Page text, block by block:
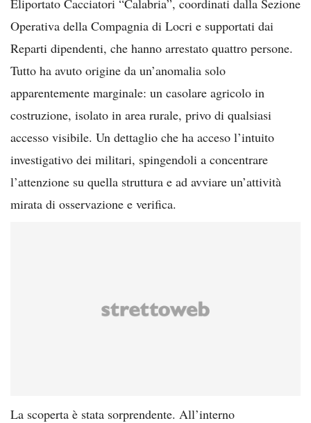
Eliportato Cacciatori “Calabria”, coordinati dalla Sezione
Operativa della Compagnia di Locri e supportati dai
Reparti dipendenti, che hanno arrestato quattro persone.
Tutto ha avuto origine da un’anomalia solo
apparentemente marginale: un casolare agricolo in
costruzione, isolato in area rurale, privo di qualsiasi
accesso visibile. Un dettaglio che ha acceso l’intuito
investigativo dei militari, spingendoli a concentrare
l’attenzione su quella struttura e ad avviare un’attività
mirata di osservazione e verifica.
La scoperta è stata sorprendente. All’interno